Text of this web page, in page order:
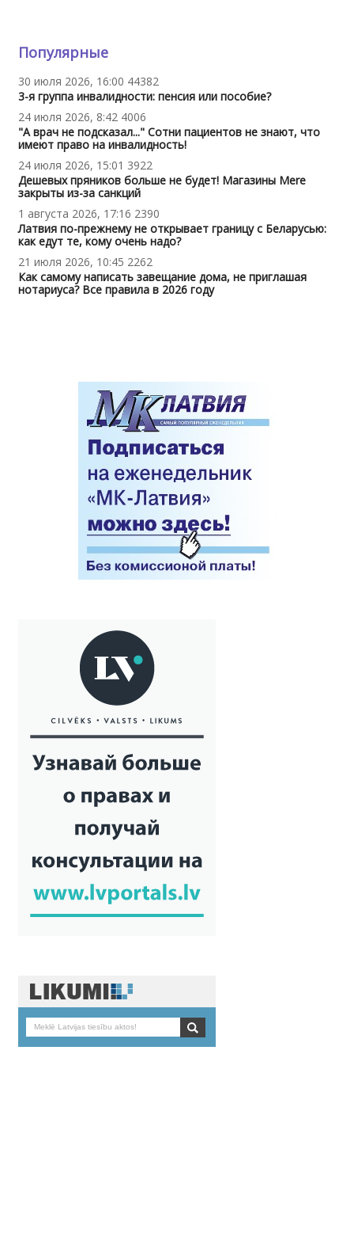
Популярные
30 июля 2026, 16:00 44382
3-я группа инвалидности: пенсия или пособие?
24 июля 2026, 8:42 4006
"А врач не подсказал..." Сотни пациентов не знают, что
имеют право на инвалидность!
24 июля 2026, 15:01 3922
Дешевых пряников больше не будет! Магазины Mere
закрыты из-за санкций
1 августа 2026, 17:16 2390
Латвия по-прежнему не открывает границу с Беларусью:
как едут те, кому очень надо?
21 июля 2026, 10:45 2262
Как самому написать завещание дома, не приглашая
нотариуса? Все правила в 2026 году